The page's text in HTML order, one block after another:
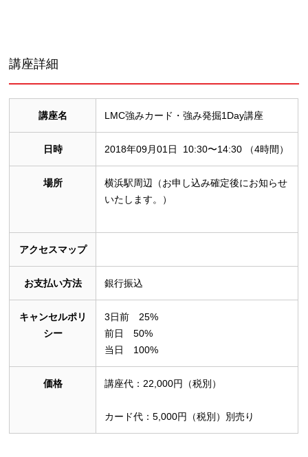
講座詳細
講座名 LMC強みカード・強み発掘1Day講座
日時 2018年09月01日 10:30〜14:30 （4時間）
場所
横浜駅周辺（お申し込み確定後にお知らせ
いたします。）
アクセスマップ
お支払い方法 銀行振込
キャンセルポリ
シー
3日前 25%
前日 50%
当日 100%
価格 講座代：22,000円（税別）
カード代：5,000円（税別）別売り